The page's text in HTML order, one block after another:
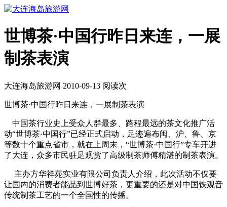
世博茶·中国行昨日来连，一展
制茶表演
大连海岛旅游网 2010-09-13 阅读次
世博茶·中国行昨日来连，一展制茶表演
中国茶行业史上受众人群最多、路程最远的茶文化推广活
动“世博茶·中国行”已经正式启动，足迹遍布闽、沪、鲁、京
等数十个重点省市，就在上周末，“世博茶·中国行”专车开进
了大连，众多市民驻足观赏了高级制茶师傅精湛的制茶表演。
主办方华祥苑实业有限公司负责人介绍，此次活动不仅要
让国内的消费者能品到世博好茶，更重要的还是对中国铁观音
传统制茶工艺的一个全国性的传播。